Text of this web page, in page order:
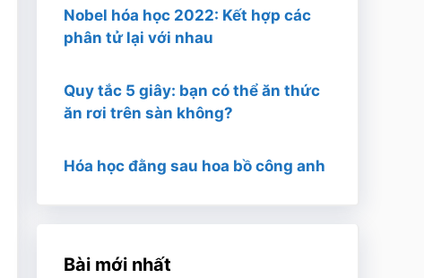
Nobel hóa học 2022: Kết hợp các
phân tử lại với nhau
Quy tắc 5 giây: bạn có thể ăn thức
ăn rơi trên sàn không?
Hóa học đằng sau hoa bồ công anh
Bài mới nhất